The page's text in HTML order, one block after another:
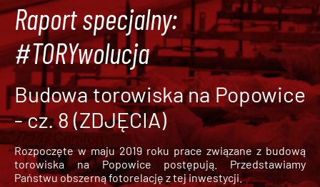
Raport specjalny:
#TORYwolucja
Budowa torowiska na Popowice
- cz. 8 (ZDJĘCIA)
Rozpoczęte w maju 2019 roku prace związane z budową
torowiska na Popowice
postępują. Przedstawiamy
Państwu obszerną fotorelację z tej inwestycji.